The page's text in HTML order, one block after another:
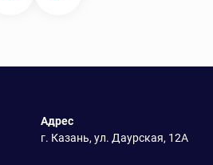
Адрес
г. Казань, ул. Даурская, 12А